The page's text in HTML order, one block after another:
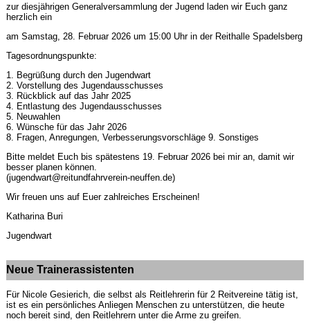
zur diesjährigen Generalversammlung der Jugend laden wir Euch ganz
herzlich ein
am Samstag, 28. Februar 2026 um 15:00 Uhr in der Reithalle Spadelsberg
Tagesordnungspunkte:
1. Begrüßung durch den Jugendwart
2. Vorstellung des Jugendausschusses
3. Rückblick auf das Jahr 2025
4. Entlastung des Jugendausschusses
5. Neuwahlen
6. Wünsche für das Jahr 2026
8. Fragen, Anregungen, Verbesserungsvorschläge 9. Sonstiges
Bitte meldet Euch bis spätestens 19. Februar 2026 bei mir an, damit wir
besser planen können.
(jugendwart@reitundfahrverein-neuffen.de)
Wir freuen uns auf Euer zahlreiches Erscheinen!
Katharina Buri
Jugendwart
Neue Trainerassistenten
Für Nicole Gesierich, die selbst als Reitlehrerin für 2 Reitvereine tätig ist,
ist es ein persönliches Anliegen Menschen zu unterstützen, die heute
noch bereit sind, den Reitlehrern unter die Arme zu greifen.